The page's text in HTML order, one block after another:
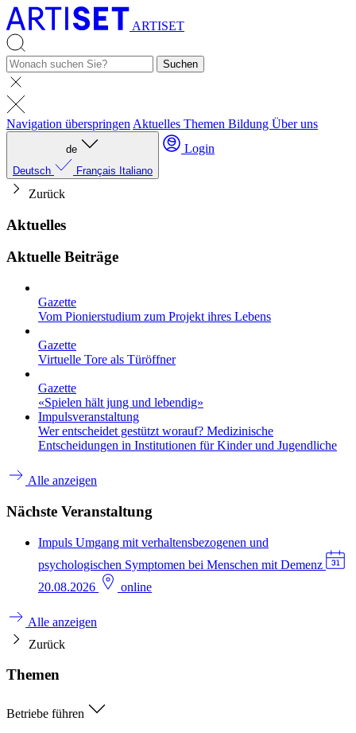
ARTISET
Suchen
Navigation überspringen Aktuelles Themen Bildung Über uns
de
Deutsch
Français Italiano
Login
Zurück
Aktuelles
Aktuelle Beiträge
Gazette
Vom Pionierstudium zum Projekt ihres Lebens
Gazette
Virtuelle Tore als Türöffner
Gazette
«Spielen hält jung und lebendig»
Impulsveranstaltung
Wer entscheidet gestützt worauf? Medizinische
Entscheidungen in Institutionen für Kinder und Jugendliche
Alle anzeigen
Nächste Veranstaltung
Impuls Umgang mit verhaltensbezogenen und
psychologischen Symptomen bei Menschen mit Demenz
20.08.2026
online
Alle anzeigen
Zurück
Themen
Betriebe führen